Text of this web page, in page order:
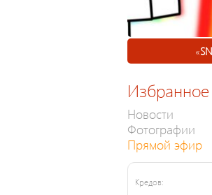
«
Избранное
Новости
Фотографии
Прямой эфир
Кредов: